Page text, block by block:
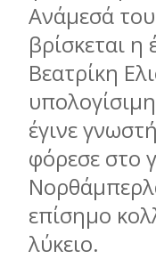
Ανάµεσά
βρίσκεται
Βεατρίκη
έγινε
φόρεσε στο
επίσηµο
λύκειο.